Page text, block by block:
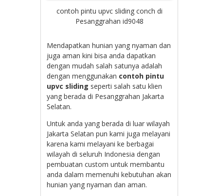
contoh pintu upvc sliding conch di
Pesanggrahan id9048
Mendapatkan hunian yang nyaman dan
juga aman kini bisa anda dapatkan
dengan mudah salah satunya adalah
dengan menggunakan contoh pintu
upvc sliding seperti salah satu klien
yang berada di Pesanggrahan Jakarta
Selatan.
Untuk anda yang berada di luar wilayah
Jakarta Selatan pun kami juga melayani
karena kami melayani ke berbagai
wilayah di seluruh Indonesia dengan
pembuatan custom untuk membantu
anda dalam memenuhi kebutuhan akan
hunian yang nyaman dan aman.